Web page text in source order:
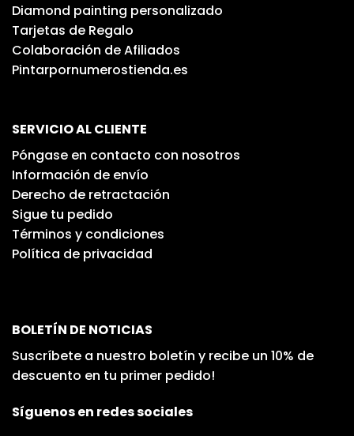
Diamond painting personalizado
Tarjetas de Regalo
Colaboración de Afiliados
Pintarpornumerostienda.es
SERVICIO AL CLIENTE
Póngase en contacto con nosotros
Información de envío
Derecho de retractación
Sigue tu pedido
Términos y condiciones
Política de privacidad
BOLETÍN DE NOTICIAS
Suscríbete a nuestro boletín y recibe un 10% de
descuento en tu primer pedido!
Síguenos en redes sociales